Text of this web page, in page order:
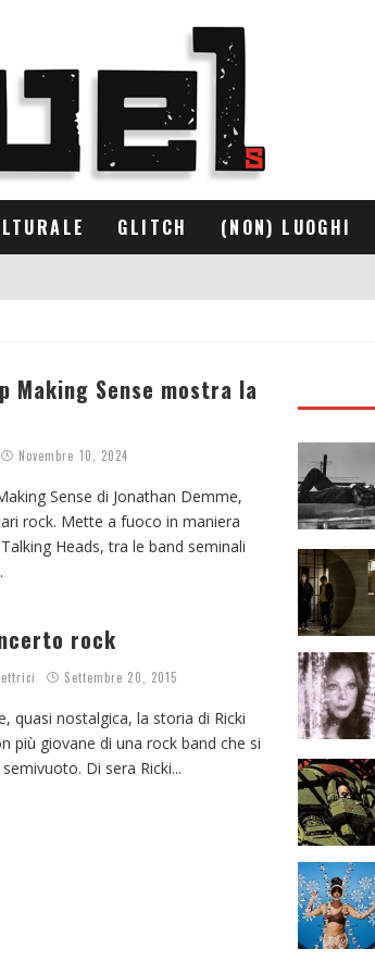
GLITCH (NON) LUOGHI
Making Sense mostra la
Novembre 10, 2024
Sense di Jonathan Demme,
rock. Mette a fuoco in maniera
Heads, tra le band seminali
rock
Settembre 20, 2015
quasi nostalgica, la storia di Ricki
più giovane di una rock band che si
Di sera Ricki...